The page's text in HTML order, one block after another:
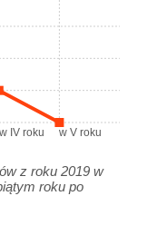
w IV roku w V roku
z roku 2019 w
roku po